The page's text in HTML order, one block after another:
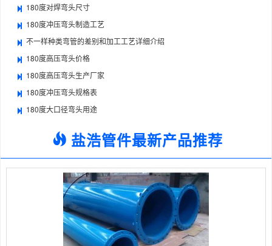
180度对焊弯头尺寸
180度冲压弯头制造工艺
不一样种类弯管的差别和加工工艺详细介绍
180度高压弯头价格
180度高压弯头生产厂家
180度冲压弯头规格表
180度大口径弯头用途
盐浩管件最新产品推荐